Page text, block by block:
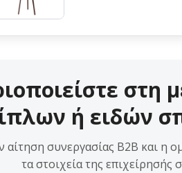
στη
ή ειδών
συνεργασίας B2B και η
τα στοιχεία της επιχείρησής